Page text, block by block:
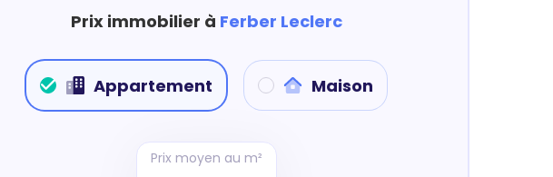
Prix immobilier à Ferber Leclerc
Appartement Maison
Prix moyen au m²